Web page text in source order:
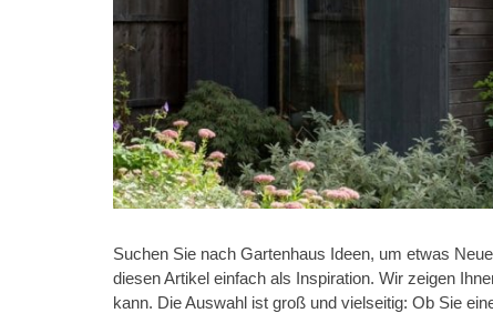
Suchen Sie nach Gartenhaus Ideen, um etwas
diesen Artikel einfach als Inspiration. Wir zeigen
kann. Die Auswahl ist groß und vielseitig: Ob Sie